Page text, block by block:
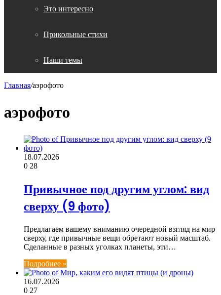
Это интересно
Прикольные стихи
Наши темы
Главная/аэрофото
аэрофото
18.07.2026
0 28
Привычное под другим углом: вид
сверху (9 фото)
Предлагаем вашему вниманию очередной взгляд на мир
сверху, где привычные вещи обретают новый масштаб.
Сделанные в разных уголках планеты, эти…
Подробнее »
16.07.2026
0 27